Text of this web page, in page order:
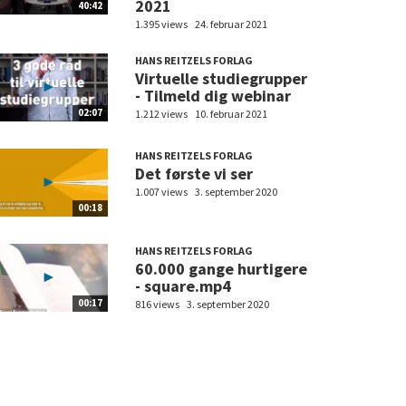
40:42 2021
1.395 views 24. februar 2021
02:07
HANS REITZELS FORLAG
Virtuelle studiegrupper
- Tilmeld dig webinar
1.212 views 10. februar 2021
00:18
HANS REITZELS FORLAG
Det første vi ser
1.007 views 3. september 2020
00:17
HANS REITZELS FORLAG
60.000 gange hurtigere
- square.mp4
816 views 3. september 2020